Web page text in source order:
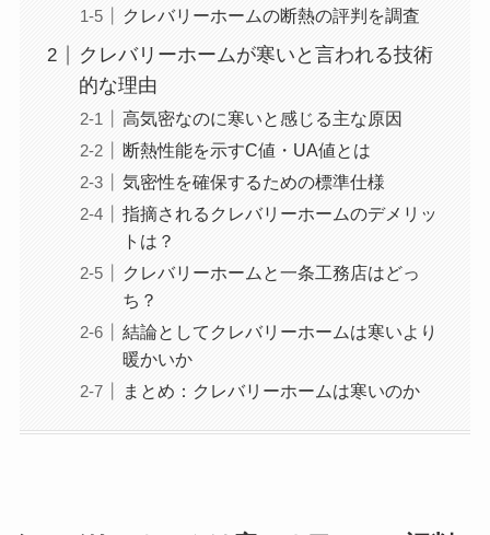
クレバリーホームの断熱の評判を調査
クレバリーホームが寒いと言われる技術
的な理由
高気密なのに寒いと感じる主な原因
断熱性能を示すC値・UA値とは
気密性を確保するための標準仕様
指摘されるクレバリーホームのデメリッ
トは？
クレバリーホームと一条工務店はどっ
ち？
結論としてクレバリーホームは寒いより
暖かいか
まとめ：クレバリーホームは寒いのか